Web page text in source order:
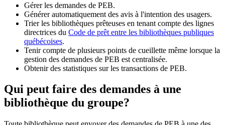
Gérer les demandes de PEB.
Générer automatiquement des avis à l'intention des usagers.
Trier les bibliothèques prêteuses en tenant compte des lignes
directrices du Code de prêt entre les bibliothèques publiques
québécoises.
Tenir compte de plusieurs points de cueillette même lorsque la
gestion des demandes de PEB est centralisée.
Obtenir des statistiques sur les transactions de PEB.
Qui peut faire des demandes à une
bibliothèque du groupe?